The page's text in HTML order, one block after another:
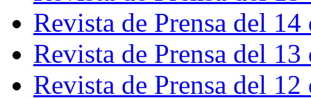
Revista de Prensa del
Revista de Prensa del
Revista de Prensa del